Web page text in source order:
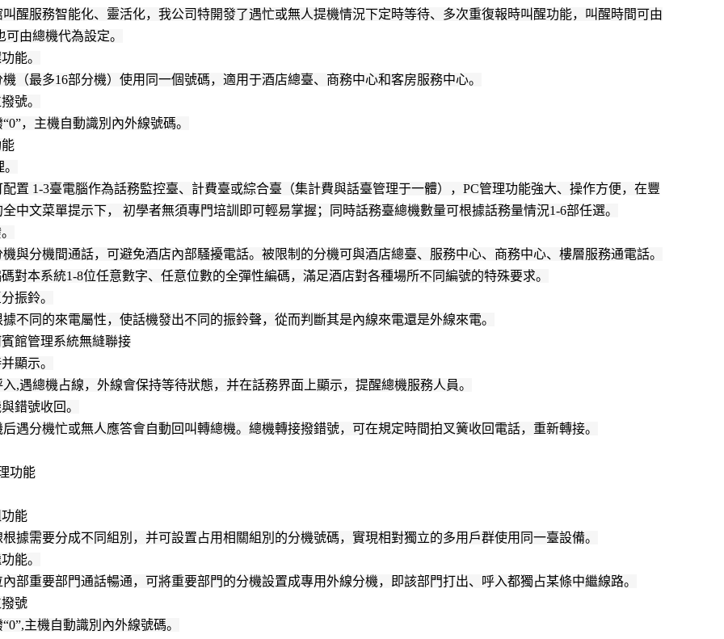
醒服務智能化、靈活化，我公司特開發了遇忙或無人提機情況下定時等待、多次重復報時叫醒功能，叫醒時間可由
可由總機代為設定。
能。
（最多16部分機）使用同一個號碼，適用于酒店總臺、商務中心和客房服務中心。
號。
，主機自動識別內外線號碼。
置 1-3臺電腦作為話務監控臺、計費臺或綜合臺（集計費與話臺管理于一體），PC管理功能強大、操作方便，在豐
中文菜單提示下， 初學者無須專門培訓即可輕易掌握；同時話務臺總機數量可根據話務量情況1-6部任選。
與分機間通話，可避免酒店內部騷擾電話。被限制的分機可與酒店總臺、服務中心、商務中心、樓層服務通電話。
對本系統1-8位任意數字、任意位數的全彈性編碼，滿足酒店對各種場所不同編號的特殊要求。
振鈴。
不同的來電屬性，使話機發出不同的振鈴聲，從而判斷其是內線來電還是外線來電。
館管理系統無縫聯接
顯示。
,遇總機占線，外線會保持等待狀態，并在話務界面上顯示，提醒總機服務人員。
錯號收回。
遇分機忙或無人應答會自動回叫轉總機。總機轉接撥錯號，可在規定時間拍叉簧收回電話，重新轉接。
功能
能
據需要分成不同組別，并可設置占用相關組別的分機號碼，實現相對獨立的多用戶群使用同一臺設備。
能。
部重要部門通話暢通，可將重要部門的分機設置成專用外線分機，即該部門打出、呼入都獨占某條中繼線路。
號
主機自動識別內外線號碼。